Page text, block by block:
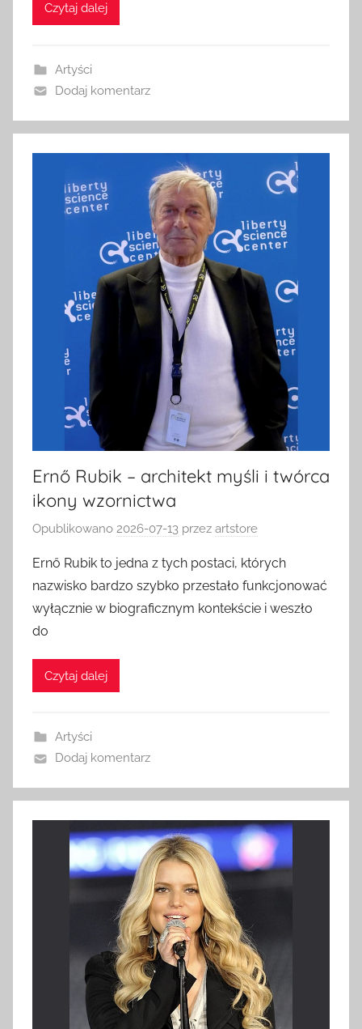
Czytaj dalej
Artyści
Dodaj komentarz
Ernő Rubik – architekt myśli i twórca
ikony wzornictwa
Opublikowano 2026-07-13 przez artstore
Ernő Rubik to jedna z tych postaci, których
nazwisko bardzo szybko przestało funkcjonować
wyłącznie w biograficznym kontekście i weszło
do
Czytaj dalej
Artyści
Dodaj komentarz